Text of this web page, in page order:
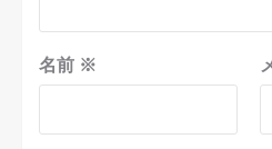
名前 ※